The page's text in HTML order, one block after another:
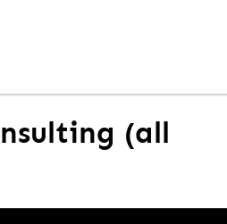
(all